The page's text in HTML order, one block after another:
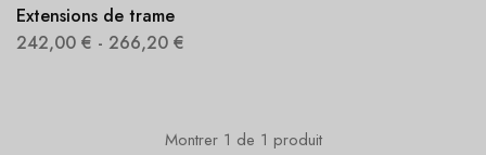
Extensions de trame
242,00 € - 266,20 €
Montrer1 de 1 produit